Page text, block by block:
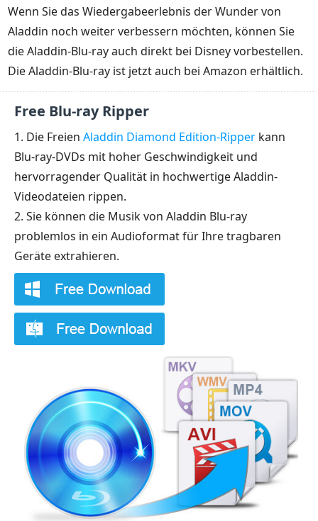
Wenn Sie das Wiedergabeerlebnis der Wunder von
Aladdin noch weiter verbessern möchten, können Sie
die Aladdin-Blu-ray auch direkt bei Disney vorbestellen.
Die Aladdin-Blu-ray ist jetzt auch bei Amazon erhältlich.
Free Blu-ray Ripper
1. Die Freien Aladdin Diamond Edition-Ripperkann
Blu-ray-DVDs mit hoher Geschwindigkeit und
hervorragender Qualität in hochwertige Aladdin-
Videodateien rippen.
2. Sie können die Musik von Aladdin Blu-ray
problemlos in ein Audioformat für Ihre tragbaren
Geräte extrahieren.